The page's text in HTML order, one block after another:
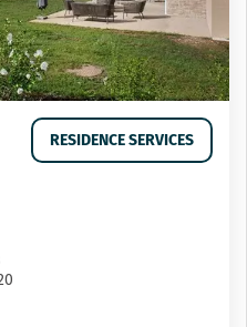
RESIDENCE SERVICES